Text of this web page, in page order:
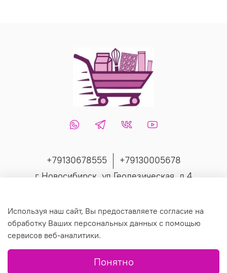
+79130678555
+79130005678
г Новосибирск, ул Геодезическая, д 4
© 2019 Любое использование контента без письменного
разрешения запрещено.
Используя наш сайт, Вы предоставляете согласие на
обработку Ваших персональных данных с помощью
сервисов веб-аналитики.
Понятно